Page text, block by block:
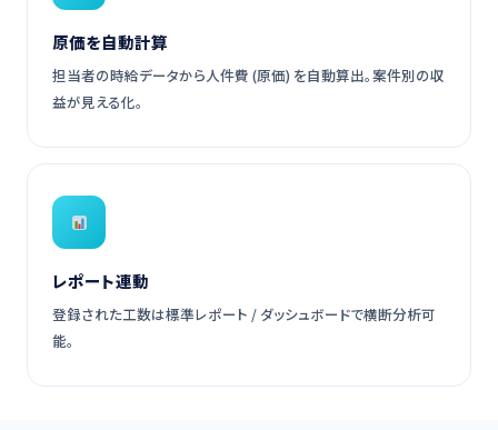
原価を自動計算
担当者の時給データから人件費 (原価) を自動算出。案件別の収
益が見える化。
レポート連動
登録された工数は標準レポート / ダッシュボードで横断分析可
能。